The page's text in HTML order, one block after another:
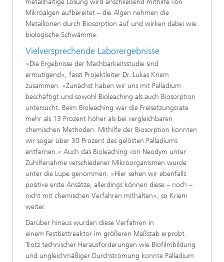
Mikroalgen aufbereitet – die Algen nehmen die
Metallionen durch Biosorption auf und wirken dabei wie
biologische Schwämme.
Vielversprechende Laborergebnisse
»Die Ergebnisse der Machbarkeitsstudie sind
ermutigend«, fasst Projektleiter Dr. Lukas Kriem
zusammen. »Zunächst haben wir uns mit Palladium
beschäftigt und sowohl Bioleaching als auch Biosorption
untersucht. Beim Bioleaching war die Freisetzungsrate
mehr als 13 Prozent höher als bei vergleichbaren
chemischen Methoden. Mithilfe der Biosorption konnten
wir sogar über 30 Prozent des gelösten Palladiums
entfernen.« Auch das Bioleaching von Neodym unter
Zuhilfenahme verschiedener Mikroorganismen wurde
unter die Lupe genommen. »Hier sehen wir ebenfalls
positive erste Ansätze, allerdings können diese – noch –
nicht mit chemischen Verfahren mithalten«, so Kriem
weiter.
Darüber hinaus wurden diese Verfahren in
einem Festbettreaktor im größeren Maßstab erprobt.
Trotz technischer Herausforderungen wie Biofilmbildung
und ungleichmäßiger Durchströmung konnte Palladium